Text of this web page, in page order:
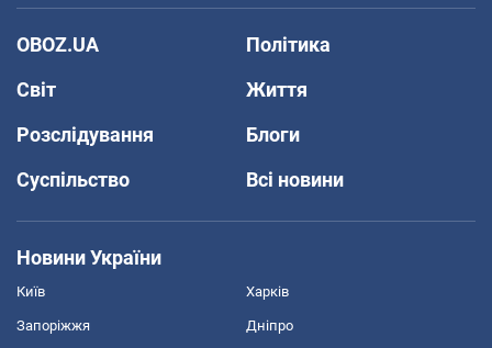
OBOZ.UA
Політика
Світ
Життя
Розслідування
Блоги
Суспільство
Всі новини
Новини України
Київ Харків
Запоріжжя Дніпро